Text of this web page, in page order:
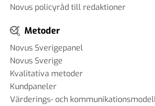
Novus policyråd till redaktioner
Metoder
Novus Sverigepanel
Novus Sverige
Kvalitativa metoder
Kundpaneler
Värderings- och